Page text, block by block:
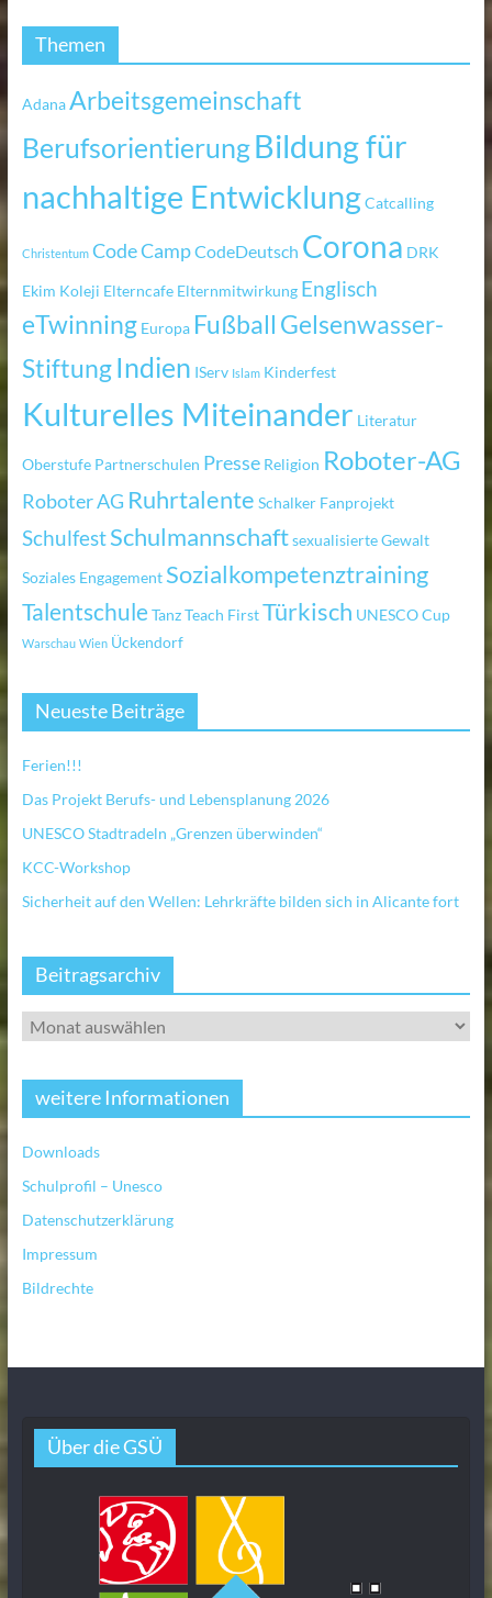
Themen
AdanaArbeitsgemeinschaft
BerufsorientierungBildung für
nachhaltige EntwicklungCatcalling
Christentum Code CampCodeDeutsch Corona DRK
Ekim Koleji Elterncafe Elternmitwirkung Englisch
eTwinning Europa Fußball Gelsenwasser-
StiftungIndien IServ Islam Kinderfest
Kulturelles Miteinander Literatur
Oberstufe Partnerschulen Presse Religion Roboter-AG
Roboter AG Ruhrtalente Schalker Fanprojekt
SchulfestSchulmannschaftsexualisierte Gewalt
Soziales Engagement Sozialkompetenztraining
TalentschuleTanzTeach FirstTürkisch UNESCO Cup
Warschau Wien Ückendorf
Neueste Beiträge
Ferien!!!
Das Projekt Berufs- und Lebensplanung 2026
UNESCO Stadtradeln „Grenzen überwinden“
KCC-Workshop
Sicherheit auf den Wellen: Lehrkräfte bilden sich in Alicante fort
Beitragsarchiv
weitere Informationen
Downloads
Schulprofil – Unesco
Datenschutzerklärung
Impressum
Bildrechte
Über die GSÜ